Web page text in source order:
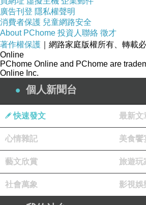
SOUFEEL之所以受到人們的
因就是每一個飾品都可以由自
意組合，選擇自己鍾愛的顏色
珠子串搭起來，就成為屬於自
飾！自由組合搭配的DIY模式
們的特色。您可以根據自己的
拼出自己的名字或者喜歡的英
Charms可以組合出華麗的古
不同類型的珠子組合在一起，
飾品。
廣告刊登 隱私權聲明
消費者保護 兒童網路安全
About PChome 投資人聯絡 徵才
著作權保護 ｜網路家庭版權所有、轉載
Online
PChome Online and PChome are
Online Inc.
個人新聞台
快速發文 最新文
心情雜記 美食饗
藝文欣賞 旅遊玩
社會萬象 影視娛